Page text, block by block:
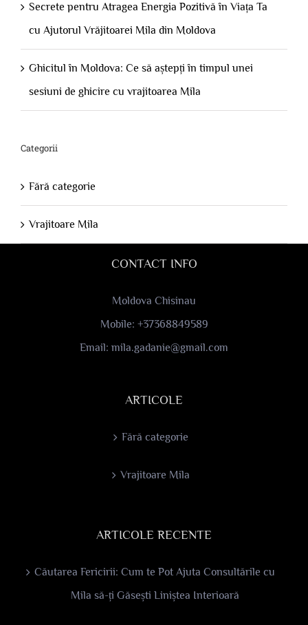
Secrete pentru Atragea Energia Pozitivă în Viața Ta
cu Ajutorul Vrăjitoarei Mila din Moldova
Ghicitul în Moldova: Ce să aștepți în timpul unei
sesiuni de ghicire cu vrajitoarea Mila
Categorii
Fără categorie
Vrajitoare Mila
CONTACT INFO
Moldova Chisinau
Mobile: +37368849589
Email: mila.gadanie@gmail.com
ARTICOLE
Fără categorie
Vrajitoare Mila
ARTICOLE RECENTE
Căutarea Fericirii: Cum te Pot Ajuta Consultările cu
Mila să-ți Găsești Liniștea Interioară